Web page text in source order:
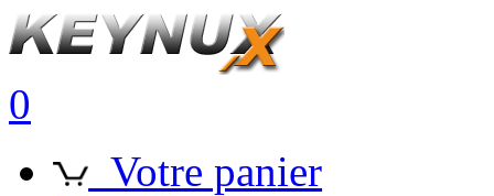
0
Votre panier